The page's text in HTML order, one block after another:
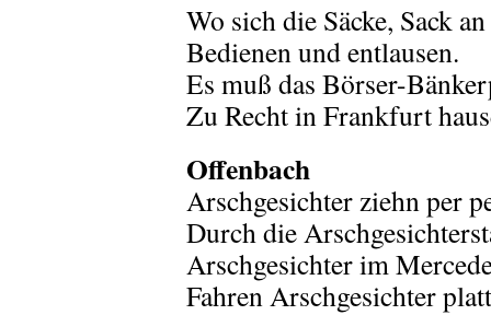
Wo sich die Säcke, Sack
Bedienen und entlausen.
Es muß das Börser-
Zu Recht in Frankfurt
Offenbach
Arschgesichter ziehn per
Durch die
Arschgesichter im
Fahren Arschgesichter